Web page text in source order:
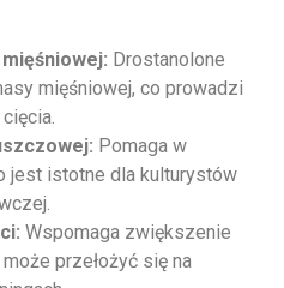
Drostanolone
mięśniowej, co prowadzi
Pomaga w
jest istotne dla kulturystów
Wspomaga zwiększenie
przełożyć się na